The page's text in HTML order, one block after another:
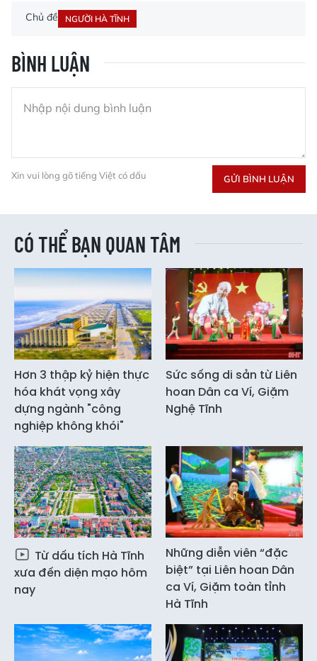
Chủ đề NGƯỜI HÀ TĨNH
BÌNH LUẬN
Xin vui lòng gõ tiếng Việt có dấu GỬI BÌNH LUẬN
CÓ THỂ BẠN QUAN TÂM
Hơn 3 thập kỷ hiện thực
hóa khát vọng xây
dựng ngành "công
nghiệp không khói"
Sức sống di sản từ Liên
hoan Dân ca Ví, Giặm
Nghệ Tĩnh
Từ dấu tích Hà Tĩnh
xưa đến diện mạo hôm
nay
Những diễn viên “đặc
biệt” tại Liên hoan Dân
ca Ví, Giặm toàn tỉnh
Hà Tĩnh